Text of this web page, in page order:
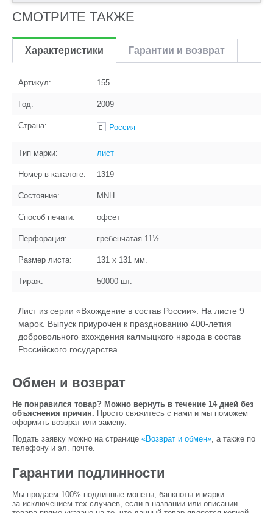
СМОТРИТЕ ТАКЖЕ
Характеристики Гарантии и возврат
Артикул: 155
Год: 2009
Страна: Россия
Тип марки: лист
Номер в каталоге: 1319
Состояние: MNH
Способ печати: офсет
Перфорация: гребенчатая 11½
Размер листа: 131 x 131 мм.
Тираж: 50000 шт.
Лист из серии «Вхождение в состав России». На листе 9
марок. Выпуск приурочен к празднованию 400-летия
добровольного вхождения калмыцкого народа в состав
Российского государства.
Обмен и возврат
Не понравился товар? Можно вернуть в течение 14 дней без
объяснения причин. Просто свяжитесь с нами и мы поможем
оформить возврат или замену.
Подать заявку можно на странице «Возврат и обмен», а также по
телефону и эл. почте.
Гарантии подлинности
Мы продаем 100% подлинные монеты, банкноты и марки
за исключением тех случаев, если в названии или описании